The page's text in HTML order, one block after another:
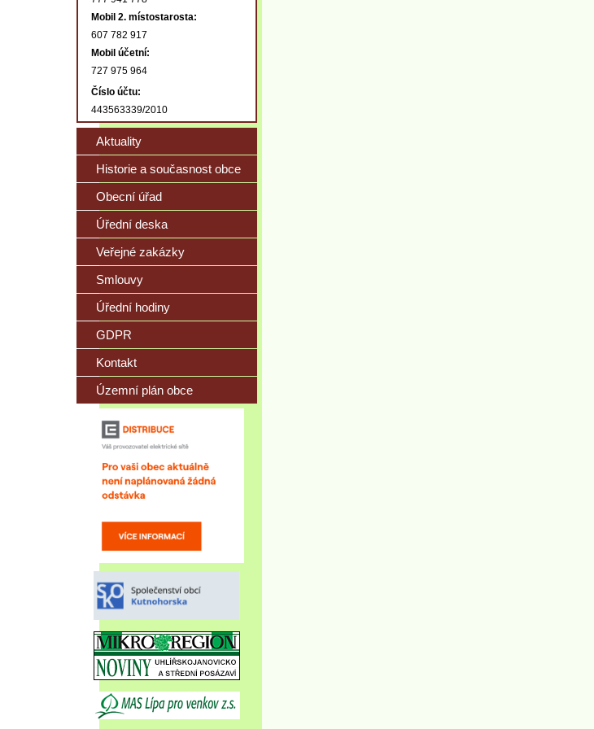
Mobil 2. místostarosta:
607 782 917
Mobil účetní:
727 975 964
Číslo účtu:
443563339/2010
Aktuality
Historie a současnost obce
Obecní úřad
Úřední deska
Veřejné zakázky
Smlouvy
Úřední hodiny
GDPR
Kontakt
Územní plán obce